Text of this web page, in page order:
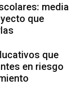
media
que
que
en riesgo